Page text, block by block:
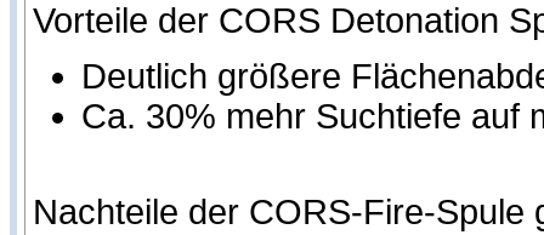
Vorteile der CORS Detonation
Deutlich größere
Ca. 30% mehr Suchtiefe auf
Nachteile der CORS-Fire-Spule